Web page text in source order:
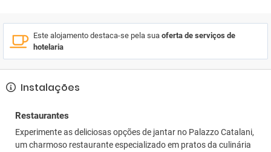
Este alojamento destaca-se pela sua oferta de serviços de
hotelaria
Instalações
Restaurantes
Experimente as deliciosas opções de jantar no Palazzo Catalani,
um charmoso restaurante especializado em pratos da culinária